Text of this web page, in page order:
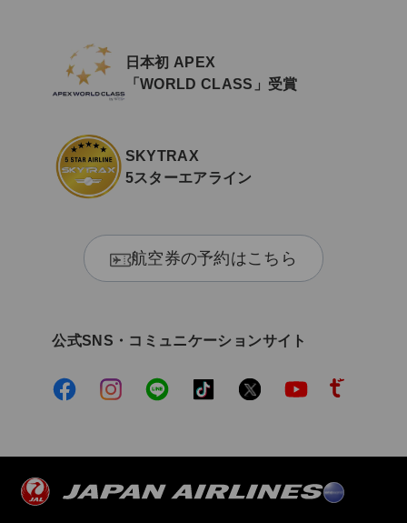
日本初 APEX
「WORLD CLASS」受賞
SKYTRAX
5スターエアライン
航空券の予約はこちら
公式SNS・コミュニケーションサイト